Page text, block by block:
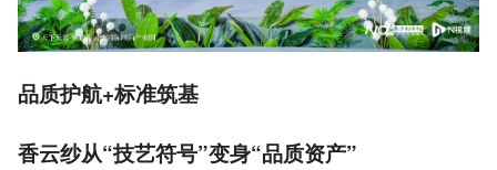
品质护航+标准筑基
香云纱从“技艺符号”变身“品质资产”